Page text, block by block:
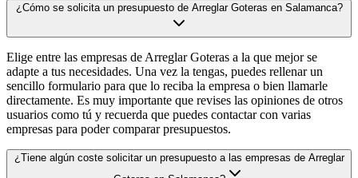
¿Cómo se solicita un presupuesto de Arreglar Goteras en Salamanca?
Elige entre las empresas de Arreglar Goteras a la que mejor se
adapte a tus necesidades. Una vez la tengas, puedes rellenar un
sencillo formulario para que lo reciba la empresa o bien llamarle
directamente. Es muy importante que revises las opiniones de otros
usuarios como tú y recuerda que puedes contactar con varias
empresas para poder comparar presupuestos.
¿Tiene algún coste solicitar un presupuesto a las empresas de Arreglar